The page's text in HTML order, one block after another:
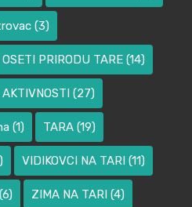
(3)
OSETI PRIRODU TARE (14)
AKTIVNOSTI (27)
(1) TARA (19)
VIDIKOVCI NA TARI (11)
(6) ZIMA NA TARI (4)